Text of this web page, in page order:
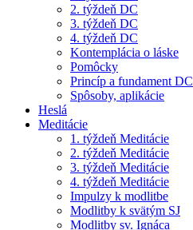
2. týždeň DC
3. týždeň DC
4. týždeň DC
Kontemplácia o láske
Pomôcky
Princíp a fundament DC
Spôsoby, aplikácie
Heslá
Meditácie
1. týždeň Meditácie
2. týždeň Meditácie
3. týždeň Meditácie
4. týždeň Meditácie
Impulzy k modlitbe
Modlitby k svätým SJ
Modlitby sv. Ignáca